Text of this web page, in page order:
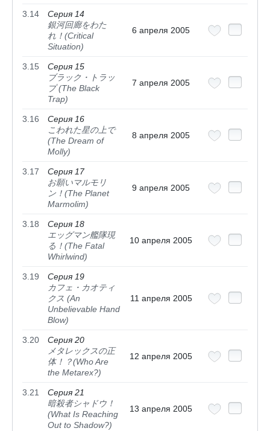
3.14
Серия 14
銀河回廊をわた
れ！(Critical
Situation)
6 апреля 2005
3.15
Серия 15
ブラック・トラッ
プ (The Black
Trap)
7 апреля 2005
3.16
Серия 16
こわれた星の上で
(The Dream of
Molly)
8 апреля 2005
3.17
Серия 17
お願いマルモリ
ン！(The Planet
Marmolim)
9 апреля 2005
3.18
Серия 18
エッグマン艦隊現
る！(The Fatal
Whirlwind)
10 апреля 2005
3.19
Серия 19
カフェ・カオティ
クス (An
Unbelievable Hand
Blow)
11 апреля 2005
3.20
Серия 20
メタレックスの正
体！？(Who Are
the Metarex?)
12 апреля 2005
3.21
Серия 21
暗殺者シャドウ！
(What Is Reaching
Out to Shadow?)
13 апреля 2005